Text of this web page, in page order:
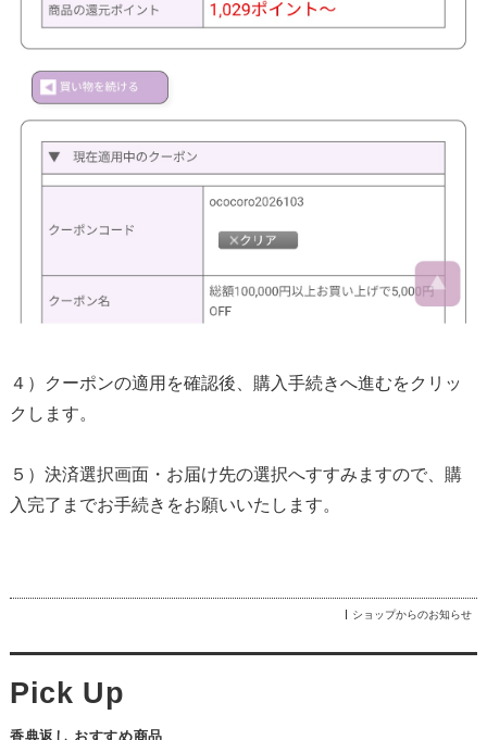
４）クーポンの適用を確認後、購入手続きへ進むをクリッ
クします。
５）決済選択画面・お届け先の選択へすすみますので、購
入完了までお手続きをお願いいたします。
ショップからのお知らせ
香典返し おすすめ商品